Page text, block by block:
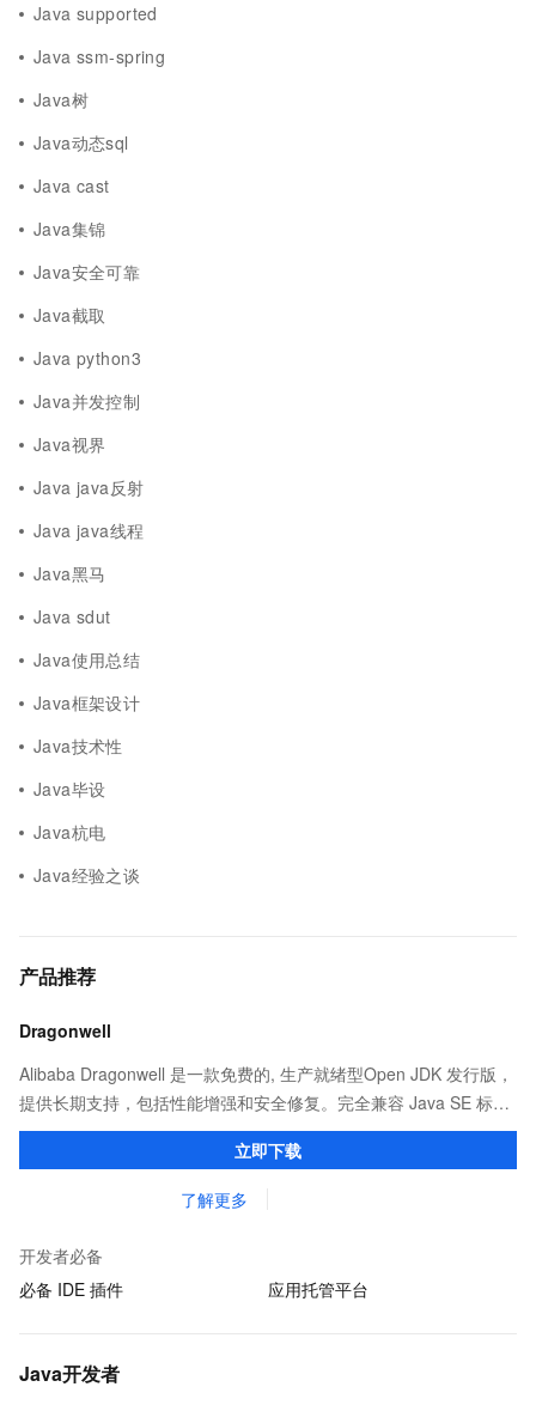
Java supported
Java ssm-spring
Java树
Java动态sql
Java cast
Java集锦
Java安全可靠
Java截取
Java python3
Java并发控制
Java视界
Java java反射
Java java线程
Java黑马
Java sdut
Java使用总结
Java框架设计
Java技术性
Java毕设
Java杭电
Java经验之谈
产品推荐
Dragonwell
Alibaba Dragonwell 是一款免费的, 生产就绪型Open JDK 发行版，
提供长期支持，包括性能增强和安全修复。完全兼容 Java SE 标
准，您可以在任何常用操作系统（包括 Linux、Windows 和
macOS）上开发 Java 应用程序。立即下载
了解更多
开发者必备
必备 IDE 插件
应用托管平台
Java开发者